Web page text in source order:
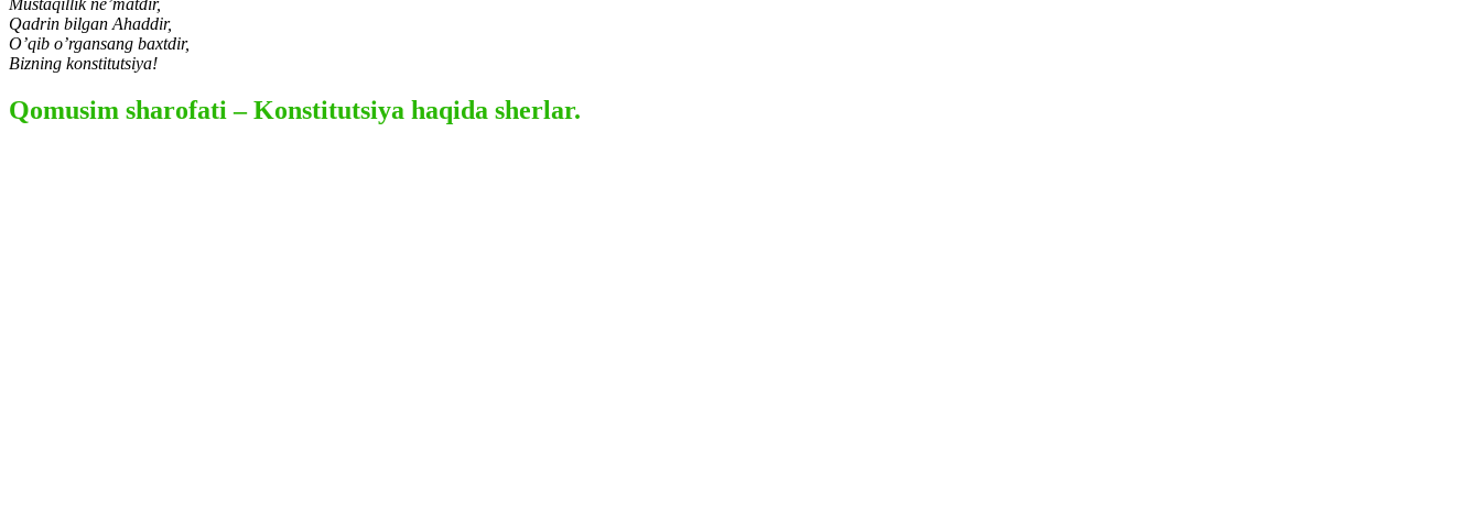
Mustaqillik ne’matdir,
Qadrin bilgan Ahaddir,
O’qib o’rgansang baxtdir,
Bizning konstitutsiya!
Qomusim sharofati – Konstitutsiya haqida sherlar.